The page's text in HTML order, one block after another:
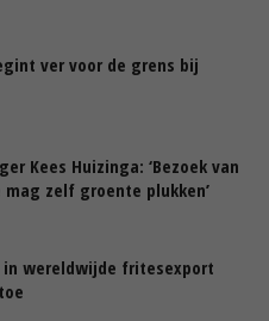
ver voor de grens bij
Kees Huizinga: ‘Bezoek van
mag zelf groente plukken’
in wereldwijde fritesexport